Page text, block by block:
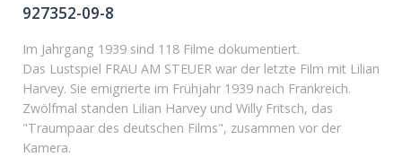
927352-09-8
Im Jahrgang 1939 sind 118 Filme dokumentiert.
Das Lustspiel FRAU AM STEUER war der letzte Film mit Lilian
Harvey. Sie emigrierte im Frühjahr 1939 nach Frankreich.
Zwölfmal standen Lilian Harvey und Willy Fritsch, das
"Traumpaar des deutschen Films", zusammen vor der
Kamera.